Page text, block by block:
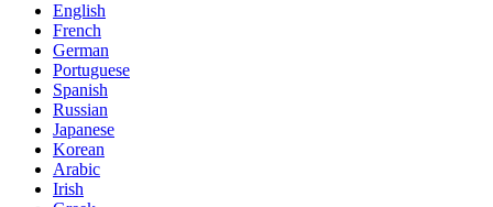
English
French
German
Portuguese
Spanish
Russian
Japanese
Korean
Arabic
Irish